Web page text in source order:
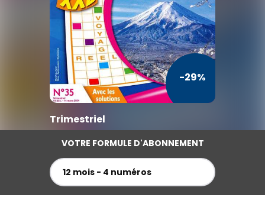
TV / Vie Pratique
Presse Professionnelle
Je l'éloigne des écrans
-29%
Trimestriel
VOTRE FORMULE D'ABONNEMENT
12 mois - 4 numéros